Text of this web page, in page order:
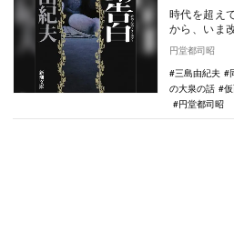
時代を超え
から、いま
値を再発見…
円堂都司昭
三島由紀夫
の大泉の話
円堂都司昭